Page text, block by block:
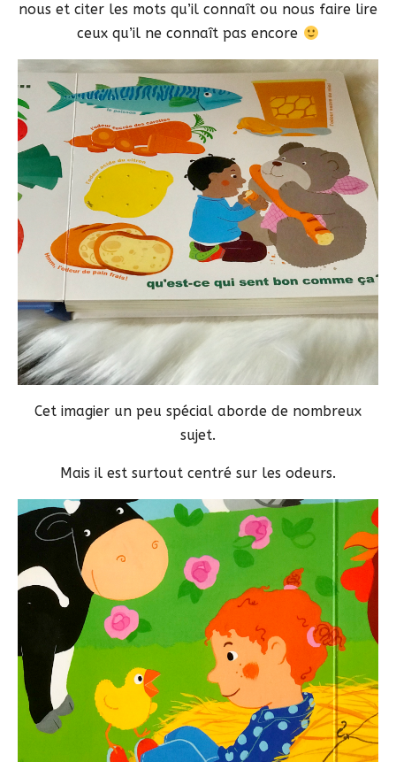
nous et citer les mots qu’il connaît ou nous faire lire
ceux qu’il ne connaît pas encore
Cet imagier un peu spécial aborde de nombreux
sujet.
Mais il est surtout centré sur les odeurs.